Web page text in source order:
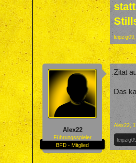
statt
leipzig09
Alex22
Führungsspieler
BFD - Mitglied
Zitat
Das
Alex22,